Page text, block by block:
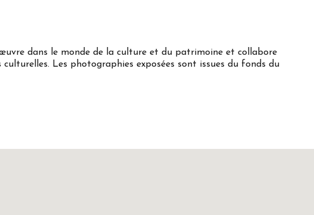
dans le monde de la culture et du patrimoine et collabore
Les photographies exposées sont issues du fonds du